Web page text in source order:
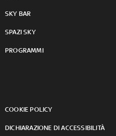
SKY BAR
SPAZI SKY
PROGRAMMI
COOKIE POLICY
DICHIARAZIONE DI ACCESSIBILITÀ